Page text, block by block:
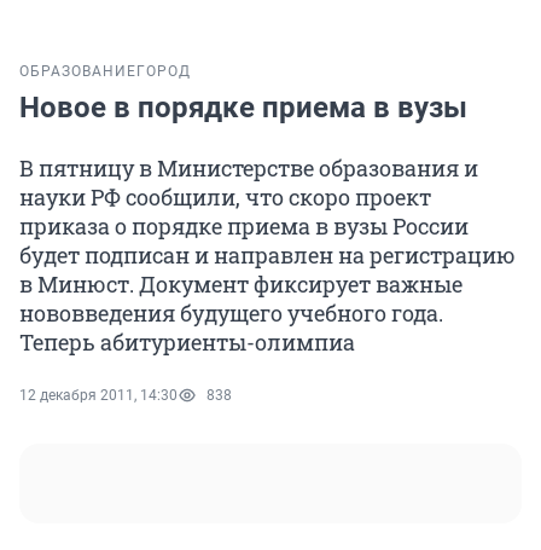
ОБРАЗОВАНИЕ ГОРОД
Новое в порядке приема в вузы
В пятницу в Министерстве образования и
науки РФ сообщили, что скоро проект
приказа о порядке приема в вузы России
будет подписан и направлен на регистрацию
в Минюст. Документ фиксирует важные
нововведения будущего учебного года.
Теперь абитуриенты-олимпиа
12 декабря 2011, 14:30 838